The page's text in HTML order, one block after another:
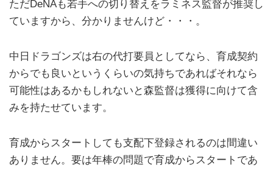
ただDeNAも若手への切り替えをラミネス監督が推奨し
ていますから、分かりませんけど・・・。
中日ドラゴンズは右の代打要員としてなら、育成契約
からでも良いというくらいの気持ちであればそれなら
可能性はあるかもしれないと森監督は獲得に向けて含
みを持たせています。
育成からスタートしても支配下登録されるのは間違い
ありません。要は年棒の問題で育成からスタートであ